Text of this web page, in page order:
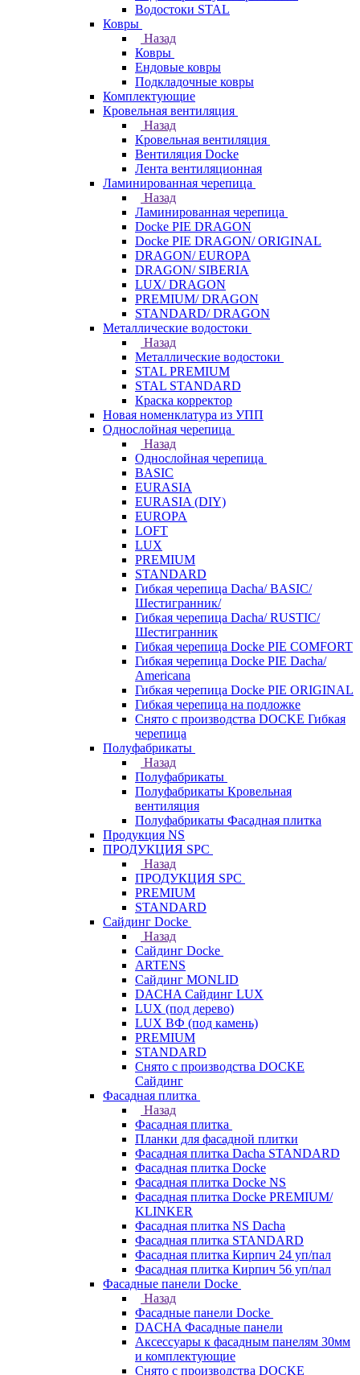
Водостоки STAL
Ковры
Назад
Ковры
Ендовые ковры
Подкладочные ковры
Комплектующие
Кровельная вентиляция
Назад
Кровельная вентиляция
Вентиляция Docke
Лента вентиляционная
Ламинированная черепица
Назад
Ламинированная черепица
Docke PIE DRAGON
Docke PIE DRAGON/ ORIGINAL
DRAGON/ EUROPA
DRAGON/ SIBERIA
LUX/ DRAGON
PREMIUM/ DRAGON
STANDARD/ DRAGON
Металлические водостоки
Назад
Металлические водостоки
STAL PREMIUM
STAL STANDARD
Краска корректор
Новая номенклатура из УПП
Однослойная черепица
Назад
Однослойная черепица
BASIC
EURASIA
EURASIA (DIY)
EUROPA
LOFT
LUX
PREMIUM
STANDARD
Гибкая черепица Dacha/ BASIC/
Шестигранник/
Гибкая черепица Dacha/ RUSTIC/
Шестигранник
Гибкая черепица Docke PIE COMFORT
Гибкая черепица Docke PIE Dacha/
Americana
Гибкая черепица Docke PIE ОRIGINАL
Гибкая черепица на подложке
Снято с производства DOCKE Гибкая
черепица
Полуфабрикаты
Назад
Полуфабрикаты
Полуфабрикаты Кровельная
вентиляция
Полуфабрикаты Фасадная плитка
Продукция NS
ПРОДУКЦИЯ SPC
Назад
ПРОДУКЦИЯ SPC
PREMIUM
STANDARD
Сайдинг Docke
Назад
Сайдинг Docke
ARTENS
Cайдинг MONLID
DACHA Сайдинг LUX
LUX (под дерево)
LUX ВФ (под камень)
PREMIUM
STANDARD
Снято с производства DOCKE
Сайдинг
Фасадная плитка
Назад
Фасадная плитка
Планки для фасадной плитки
Фасадная плитка Dacha STANDARD
Фасадная плитка Docke
Фасадная плитка Docke NS
Фасадная плитка Docke PREMIUM/
KLINKER
Фасадная плитка NS Dacha
Фасадная плитка STANDARD
Фасадная плитка Кирпич 24 уп/пал
Фасадная плитка Кирпич 56 уп/пал
Фасадные панели Docke
Назад
Фасадные панели Docke
DACHA Фасадные панели
Аксессуары к фасадным панелям 30мм
и комплектующие
Снято с производства DOCKE